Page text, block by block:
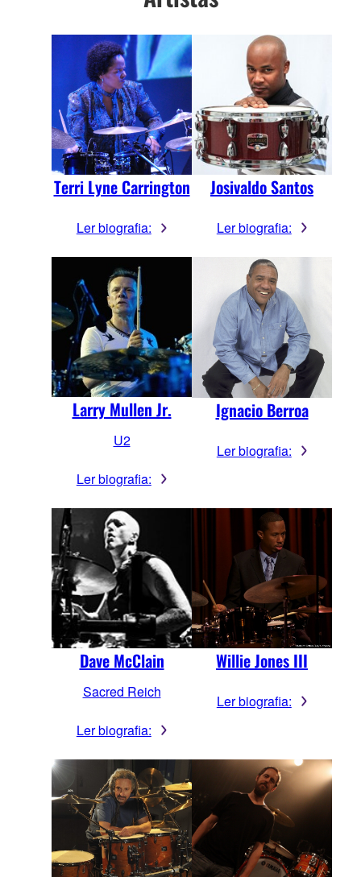
Terri Lyne Carrington
Ler biografia:
Josivaldo Santos
Ler biografia:
Larry Mullen Jr.
U2
Ler biografia:
Ignacio Berroa
Ler biografia:
Dave McClain
Sacred Reich
Ler biografia:
Willie Jones III
Ler biografia: